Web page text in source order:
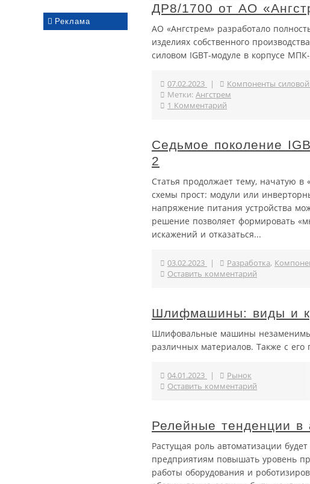
Реклама
ДР8/1700 от АО
АО «Ангстрем» разработало
изделиях собственного
cиловом IGBT-модуле в корпусе
07.02.2023 | Компоненты силовой
Метки: Ангстрем
1 Комментарий
Седьмое поколение
2
Статья продолжает тему, начатую
схемы прост: модули или
напряжение питания устройства
решение позволяет формировать
искажений и отказаться...
03.02.2023 | Разработка,
Оставить комментарий
Шлифмашины: виды и
Шлифовальные машины незаменимы,
различных материалов. Также с
04.01.2023 |
Рынок
Оставить комментарий
Релейные тенденции в
Растущая роль автоматизации
предприятиям повышать уровень
работы оборудования и